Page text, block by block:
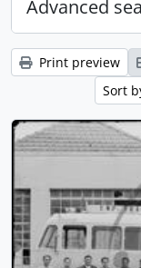
Advanced
Print preview
Sort